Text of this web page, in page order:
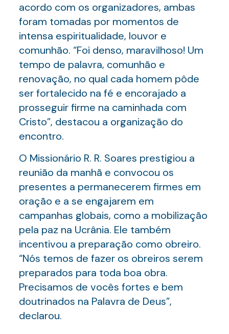
acordo com os organizadores, ambas
foram tomadas por momentos de
intensa espiritualidade, louvor e
comunhão. “Foi denso, maravilhoso! Um
tempo de palavra, comunhão e
renovação, no qual cada homem pôde
ser fortalecido na fé e encorajado a
prosseguir firme na caminhada com
Cristo”, destacou a organização do
encontro.
O Missionário R. R. Soares prestigiou a
reunião da manhã e convocou os
presentes a permanecerem firmes em
oração e a se engajarem em
campanhas globais, como a mobilização
pela paz na Ucrânia. Ele também
incentivou a preparação como obreiro.
“Nós temos de fazer os obreiros serem
preparados para toda boa obra.
Precisamos de vocês fortes e bem
doutrinados na Palavra de Deus”,
declarou.